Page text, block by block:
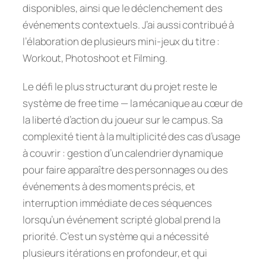
disponibles, ainsi que le déclenchement des
événements contextuels. J’ai aussi contribué à
l’élaboration de plusieurs mini-jeux du titre :
Workout, Photoshoot et Filming.
Le défi le plus structurant du projet reste le
système defree time — la mécanique au cœur de
la liberté d’action du joueur sur le campus. Sa
complexité tient à la multiplicité des cas d’usage
à couvrir : gestion d’un calendrier dynamique
pour faire apparaître des personnages ou des
événements à des moments précis, et
interruption immédiate de ces séquences
lorsqu’un événement scripté global prend la
priorité. C’est un système qui a nécessité
plusieurs itérations en profondeur, et qui